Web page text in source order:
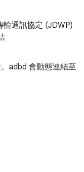
輸通訊協定 (JDWP)
adbd 會動態連結至